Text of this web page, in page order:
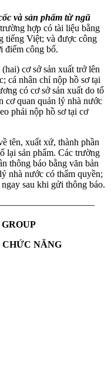
và sản phẩm từ ngũ
hợp có tài liệu bằng
tiếng Việt; và được công
điểm công bố.
cơ sở sản xuất trở lên
cá nhân chỉ nộp hồ sơ tại
có cơ sở sản xuất do tổ
cơ quan quản lý nhà nước
phải nộp hồ sơ tại cơ
tên, xuất xứ, thành phần
lại sản phẩm. Các trường
thông báo bằng văn bản
nhà nước có thẩm quyền;
sau khi gửi thông báo.
NĂNG